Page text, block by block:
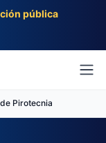
pública
Pirotecnia